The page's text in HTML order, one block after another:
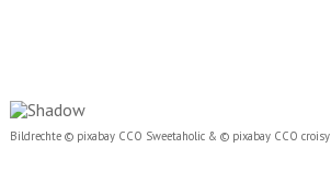
Bildrechte © pixabay CCO Sweetaholic & © pixabay CCO croisy